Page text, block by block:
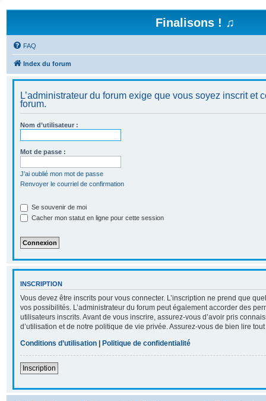
Finalisons ! ♫
FAQ
Index du forum
L’administrateur du forum exige que vous soyez inscrit et
forum.
Nom d’utilisateur :
Mot de passe :
J’ai oublié mon mot de passe
Renvoyer le courriel de confirmation
Se souvenir de moi
Cacher mon statut en ligne pour cette session
INSCRIPTION
Vous devez être inscrits pour vous connecter. L’inscription ne prend que
vos possibilités. L’administrateur du forum peut également accorder des
utilisateurs inscrits. Avant de vous inscrire, assurez-vous d’avoir pris
d’utilisation et de notre politique de vie privée. Assurez-vous de bien lire
Conditions d’utilisation | Politique de confidentialité
Inscription